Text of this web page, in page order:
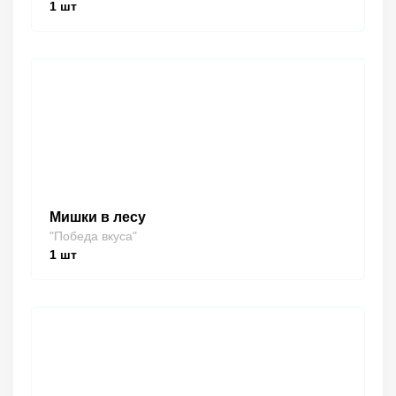
1 шт
Мишки в лесу
"Победа вкуса"
1 шт